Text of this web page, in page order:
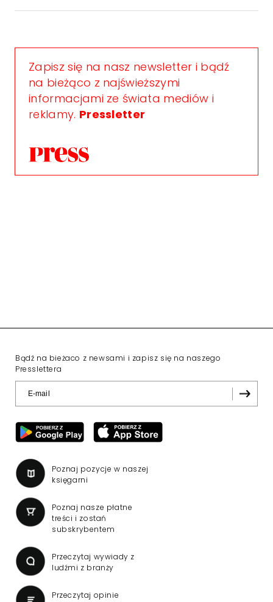
Zapisz się na nasz newsletter i bądź
na bieżąco z najświeższymi
informacjami ze świata mediów i
reklamy. Pressletter
Bądź na bieżaco z newsami i zapisz się na naszego
Presslettera
Poznaj pozycje w naszej
księgarni
Poznaj nasze płatne
treści i zostań
subskrybentem
Przeczytaj wywiady z
ludźmi z branży
Przeczytaj opinie